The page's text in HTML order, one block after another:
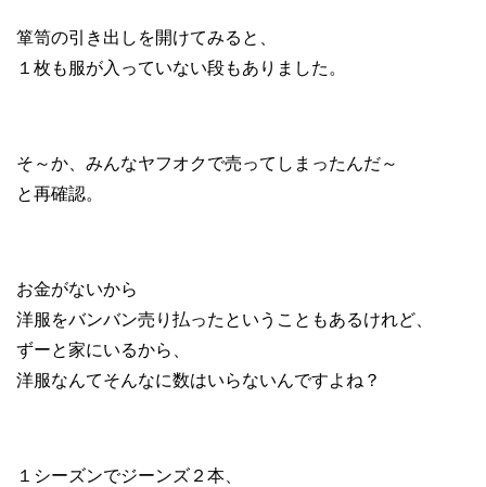
箪笥の引き出しを開けてみると、
１枚も服が入っていない段もありました。
そ～か、 みんなヤフオクで売ってしまったんだ～
と再確認。
お金がないから
洋服をバンバン売り払ったということもあるけれど、
ずーと家にいるから、
洋服なんてそんなに数はいらないんですよね？
１シーズンでジーンズ２本、